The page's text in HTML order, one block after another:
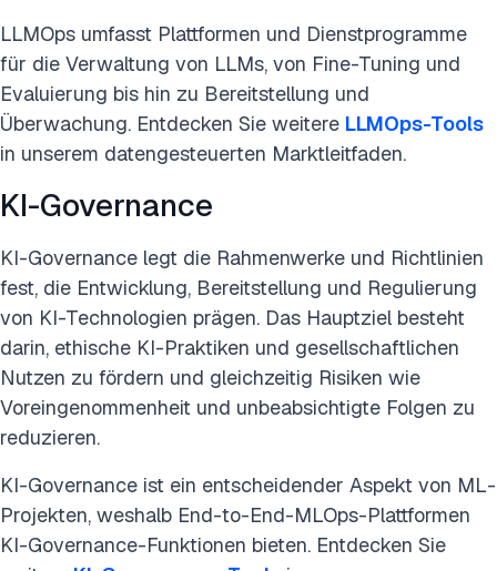
LLMOps umfasst Plattformen und Dienstprogramme
für die Verwaltung von LLMs, von Fine-Tuning und
Evaluierung bis hin zu Bereitstellung und
Überwachung. Entdecken Sie weitere LLMOps-Tools
in unserem datengesteuerten Marktleitfaden.
KI-Governance
KI-Governance legt die Rahmenwerke und Richtlinien
fest, die Entwicklung, Bereitstellung und Regulierung
von KI-Technologien prägen. Das Hauptziel besteht
darin, ethische KI-Praktiken und gesellschaftlichen
Nutzen zu fördern und gleichzeitig Risiken wie
Voreingenommenheit und unbeabsichtigte Folgen zu
reduzieren.
KI-Governance ist ein entscheidender Aspekt von ML-
Projekten, weshalb End-to-End-MLOps-Plattformen
KI-Governance-Funktionen bieten. Entdecken Sie